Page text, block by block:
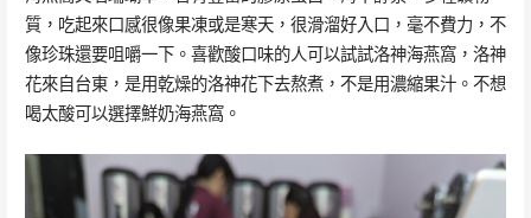
質，吃起來口感很像果凍或是寒天，很滑溜好入口，毫不費力，不
像珍珠還要咀嚼一下。喜歡酸口味的人可以試試洛神海燕窩，洛神
花來自台東，是用乾燥的洛神花下去熬煮，不是用濃縮果汁。不想
喝太酸可以選擇鮮奶海燕窩。